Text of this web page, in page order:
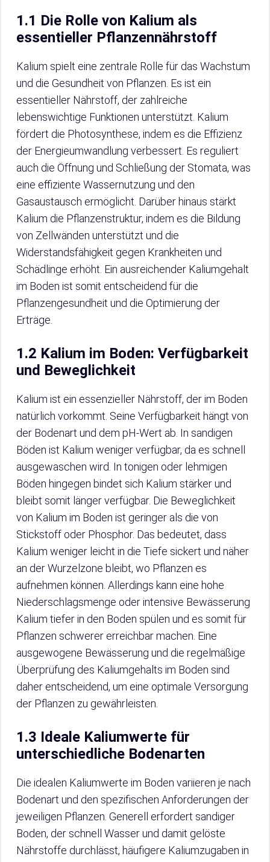
1.1 Die Rolle von Kalium als
essentieller Pflanzennährstoff
Kalium spielt eine zentrale Rolle für das Wachstum
und die Gesundheit von Pflanzen. Es ist ein
essentieller Nährstoff, der zahlreiche
lebenswichtige Funktionen unterstützt. Kalium
fördert die Photosynthese, indem es die Effizienz
der Energieumwandlung verbessert. Es reguliert
auch die Öffnung und Schließung der Stomata, was
eine effiziente Wassernutzung und den
Gasaustausch ermöglicht. Darüber hinaus stärkt
Kalium die Pflanzenstruktur, indem es die Bildung
von Zellwänden unterstützt und die
Widerstandsfähigkeit gegen Krankheiten und
Schädlinge erhöht. Ein ausreichender Kaliumgehalt
im Boden ist somit entscheidend für die
Pflanzengesundheit und die Optimierung der
Erträge.
1.2 Kalium im Boden: Verfügbarkeit
und Beweglichkeit
Kalium ist ein essenzieller Nährstoff, der im Boden
natürlich vorkommt. Seine Verfügbarkeit hängt von
der Bodenart und dem pH-Wert ab. In sandigen
Böden ist Kalium weniger verfügbar, da es schnell
ausgewaschen wird. In tonigen oder lehmigen
Böden hingegen bindet sich Kalium stärker und
bleibt somit länger verfügbar. Die Beweglichkeit
von Kalium im Boden ist geringer als die von
Stickstoff oder Phosphor. Das bedeutet, dass
Kalium weniger leicht in die Tiefe sickert und näher
an der Wurzelzone bleibt, wo Pflanzen es
aufnehmen können. Allerdings kann eine hohe
Niederschlagsmenge oder intensive Bewässerung
Kalium tiefer in den Boden spülen und es somit für
Pflanzen schwerer erreichbar machen. Eine
ausgewogene Bewässerung und die regelmäßige
Überprüfung des Kaliumgehalts im Boden sind
daher entscheidend, um eine optimale Versorgung
der Pflanzen zu gewährleisten.
1.3 Ideale Kaliumwerte für
unterschiedliche Bodenarten
Die idealen Kaliumwerte im Boden variieren je nach
Bodenart und den spezifischen Anforderungen der
jeweiligen Pflanzen. Generell erfordert sandiger
Boden, der schnell Wasser und damit gelöste
Nährstoffe durchlässt, häufigere Kaliumzugaben in